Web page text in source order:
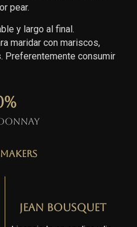
pear.
y largo al final.
maridar con mariscos,
Preferentemente consumir
%
Jean Bousquet